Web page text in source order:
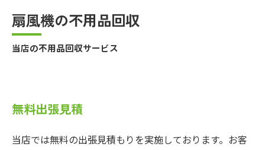
扇風機の不用品回収
当店の不用品回収サービス
無料出張見積
当店では無料の出張見積もりを実施しております。お客